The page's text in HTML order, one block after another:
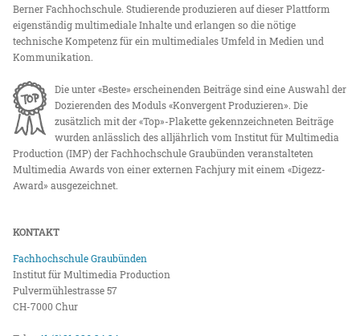
Berner Fachhochschule. Studierende produzieren auf dieser Plattform
eigenständig multimediale Inhalte und erlangen so die nötige
technische Kompetenz für ein multimediales Umfeld in Medien und
Kommunikation.
Die unter «Beste» erscheinenden Beiträge sind eine Auswahl der
Dozierenden des Moduls «Konvergent Produzieren». Die
zusätzlich mit der «Top»-Plakette gekennzeichneten Beiträge
wurden anlässlich des alljährlich vom Institut für Multimedia
Production (IMP) der Fachhochschule Graubünden veranstalteten
Multimedia Awards von einer externen Fachjury mit einem «Digezz-
Award» ausgezeichnet.
KONTAKT
Fachhochschule Graubünden
Institut für Multimedia Production
Pulvermühlestrasse 57
CH-7000 Chur